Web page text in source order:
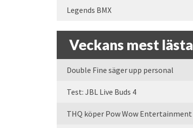
Legends BMX
Veckans mest lästa
Double Fine säger upp personal
Test: JBL Live Buds 4
THQ köper Pow Wow Entertainment